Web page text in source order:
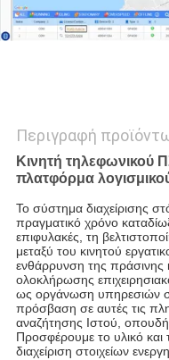
Περιγραφή
Κινητή τηλεφωνικού
πλατφόρμα
Το σύστημα διαχείρισης
πραγματικό χρόνο
επιφυλακές, τη
μεταξύ του κινητού
ενθάρρυνση της πράσινης
ολοκλήρωσης
ως οργάνωση υπηρεσιών
πρόσβαση σε αυτές τις
αναζήτησης Ιστού,
Προσφέρουμε το υλικό και
διαχείριση στοιχείων